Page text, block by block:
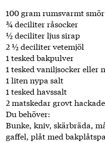
100 gram rumsvarmt smör
¾ deciliter råsocker
½ deciliter ljus sirap
2 ½ deciliter vetemjöl
1 tesked bakpulver
1 tesked vaniljsocker eller
1 liten nypa salt
1 tesked havssalt
2 matskedar grovt
Du behöver:
Bunke, kniv, skärbräda,
gaffel, plåt med